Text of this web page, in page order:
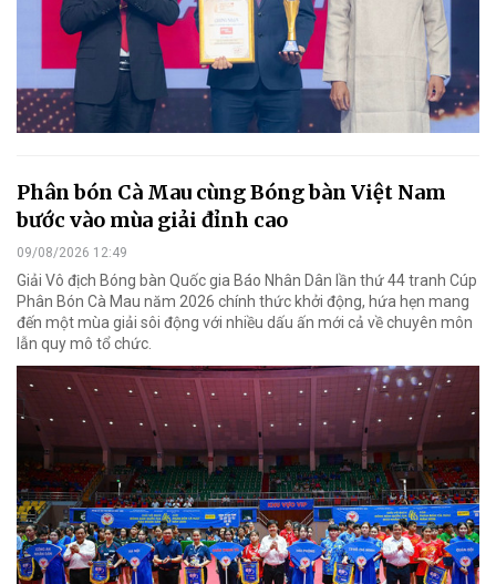
Phân bón Cà Mau cùng Bóng bàn Việt Nam
bước vào mùa giải đỉnh cao
09/08/2026 12:49
Giải Vô địch Bóng bàn Quốc gia Báo Nhân Dân lần thứ 44 tranh Cúp
Phân Bón Cà Mau năm 2026 chính thức khởi động, hứa hẹn mang
đến một mùa giải sôi động với nhiều dấu ấn mới cả về chuyên môn
lẫn quy mô tổ chức.